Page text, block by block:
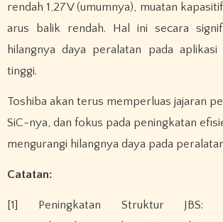
rendah 1,27V (umumnya), muatan
arus balik rendah. Hal ini secara
hilangnya daya peralatan pada
tinggi.
Toshiba akan terus memperluas jajaran
SiC-nya, dan fokus pada peningkatan
mengurangi hilangnya daya pada
Catatan:
[1] Peningkatan Struktur JBS: